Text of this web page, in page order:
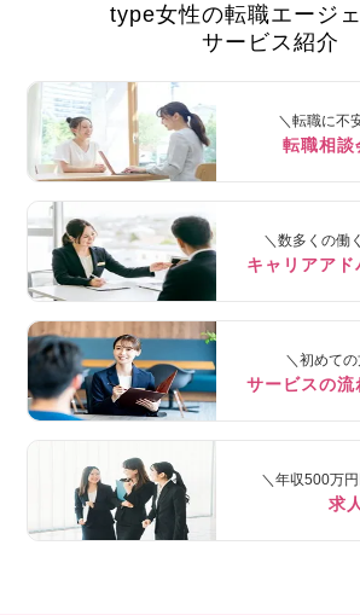
type女性の転職エージ
サービス紹介
＼転職に不
転職相談
＼数多くの働
キャリアア
＼初めて
サービスの
＼年収500万
求